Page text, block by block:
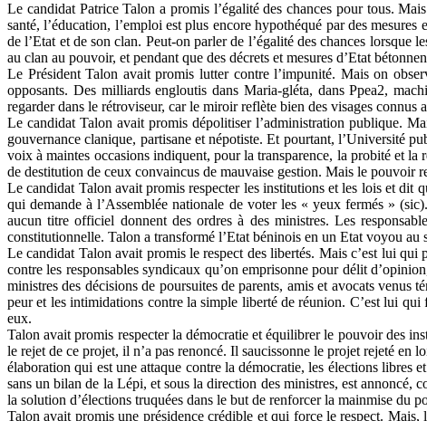
Le candidat Patrice Talon a promis l’égalité des chances pour tous.
santé, l’éducation, l’emploi est plus encore hypothéqué par des
de l’Etat et de son clan. Peut-on parler de l’égalité des chances lorsque
au clan au pouvoir, et pendant que des décrets et mesures d’Etat
Le Président Talon avait promis lutter contre l’impunité. Mais on
opposants. Des milliards engloutis dans Maria-gléta, dans Ppea2,
regarder dans le rétroviseur, car le miroir reflète bien des visages connus
Le candidat Talon avait promis dépolitiser l’administration publique.
gouvernance clanique, partisane et népotiste. Et pourtant, l’Université
voix à maintes occasions indiquent, pour la transparence, la probité et
de destitution de ceux convaincus de mauvaise gestion. Mais le pouvoir
Le candidat Talon avait promis respecter les institutions et les lois et dit
qui demande à l’Assemblée nationale de voter les « yeux fermés »
aucun titre officiel donnent des ordres à des ministres. Les
constitutionnelle. Talon a transformé l’Etat béninois en un Etat voyou au
Le candidat Talon avait promis le respect des libertés. Mais c’est lui
contre les responsables syndicaux qu’on emprisonne pour délit
ministres des décisions de poursuites de parents, amis et avocats
peur et les intimidations contre la simple liberté de réunion. C’est lui qui
eux.
Talon avait promis respecter la démocratie et équilibrer le pouvoir des
le rejet de ce projet, il n’a pas renoncé. Il saucissonne le projet rejeté en
élaboration qui est une attaque contre la démocratie, les élections
sans un bilan de la Lépi, et sous la direction des ministres, est annoncé,
la solution d’élections truquées dans le but de renforcer la mainmise du
Talon avait promis une présidence crédible et qui force le respect.